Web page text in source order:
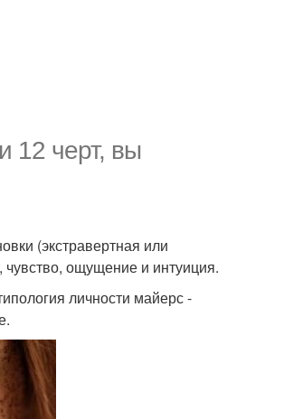
12 черт, вы
(экстравертная или
ощущение и интуиция.
личности майерс -